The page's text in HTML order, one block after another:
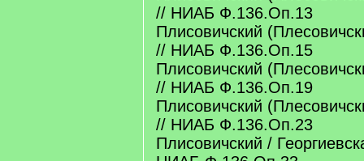
// НИАБ Ф.136.Оп.13
Плисовичский
// НИАБ Ф.136.Оп.15
Плисовичский
// НИАБ Ф.136.Оп.19
Плисовичский
// НИАБ Ф.136.Оп.23
Плисовичский /